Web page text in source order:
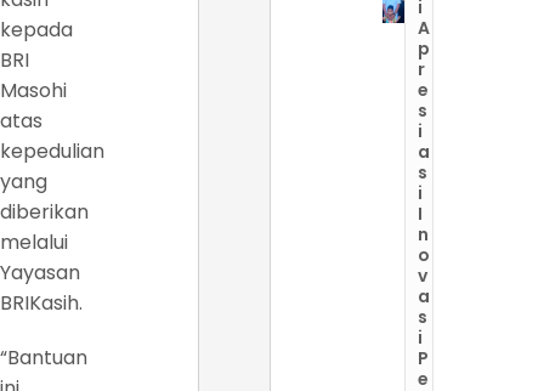
kepada
BRI
Masohi
atas
kepedulian
yang
diberikan
melalui
Yayasan
BRIKasih.
“Bantuan
i
A
p
r
e
s
i
a
s
i
I
n
o
v
a
s
i
P
e